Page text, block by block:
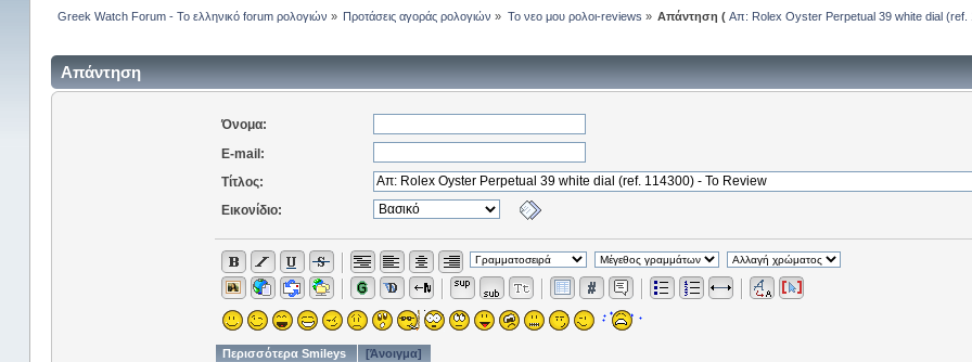
Greek Watch Forum - Το ελληνικό forum ρολογιών » Προτάσεις αγοράς ρολογιών » Το νεο μου ρολοι-reviews » Απάντηση (Απ: Rolex Oyster Perpetual 39 white dial (ref.
Απάντηση
Όνομα:
E-mail:
Τίτλος:
Εικονίδιο:
Περισσότερα Smileys [Άνοιγμα]